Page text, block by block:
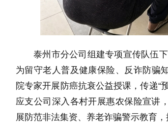
泰州市分公司组建专项宣传队伍
为留守老人普及健康保险、反诈防骗
院专家开展防癌抗衰公益授课，传递“
应支公司深入各村开展惠农保险宣讲
展防范非法集资、养老诈骗警示教育，